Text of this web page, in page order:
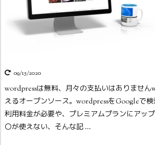
09/15/2020
wordpressは無料、月々の支払いはありません
えるオープンソース。wordpressをGoogleで
利用料金が必要や、プレミアムプランにアッ
〇が使えない、そんな記 ...